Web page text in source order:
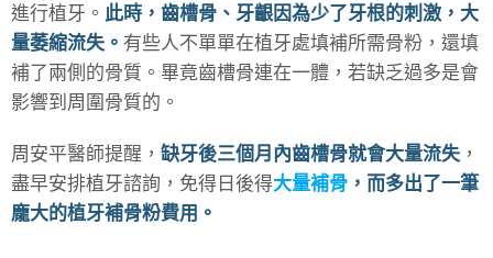
進行植牙。 此時，齒槽骨、牙齦因為少了牙根的刺激，大
量萎縮流失。 有些人不單單在植牙處填補所需骨粉，還填
補了兩側的骨質。畢竟齒槽骨連在一體，若缺乏過多是會
影響到周圍骨質的。
周安平醫師提醒， 缺牙後三個月內齒槽骨就會大量流失 ，
盡早安排植牙諮詢，免得日後得大量補骨 ，而多出了一筆
龐大的植牙補骨粉費用。